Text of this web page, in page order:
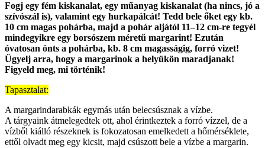
Fogj egy fém kiskanalat, egy műanyag kiskanalat (ha nincs, jó a
szívószál is), valamint egy hurkapálcát! Tedd bele őket egy kb.
10 cm magas pohárba, majd a pohár aljától 11–12 cm-re tegyél
mindegyikre egy borsószem méretű margarint! Ezután
óvatosan önts a pohárba, kb. 8 cm magasságig, forró vizet!
Ügyelj arra, hogy a margarinok a helyükön maradjanak!
Figyeld meg, mi történik!
Tapasztalat:
A margarindarabkák egymás után belecsúsznak a vízbe.
A tárgyaink átmelegedtek ott, ahol érintkeztek a forró vízzel, de a
vízből kiálló részeknek is fokozatosan emelkedett a hőmérséklete,
ettől olvadt meg egy kicsit, majd csúszott bele a vízbe a margarin.